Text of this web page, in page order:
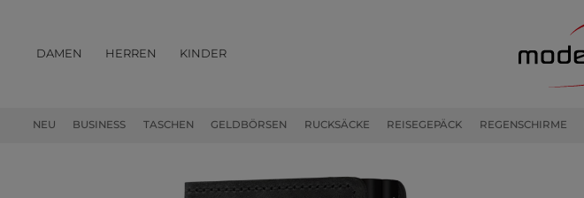
DAMEN HERREN KINDER
NEU BUSINESS TASCHEN GELDBÖRSEN RUCKSÄCKE REISEGEPÄCK REGENSCHIRME